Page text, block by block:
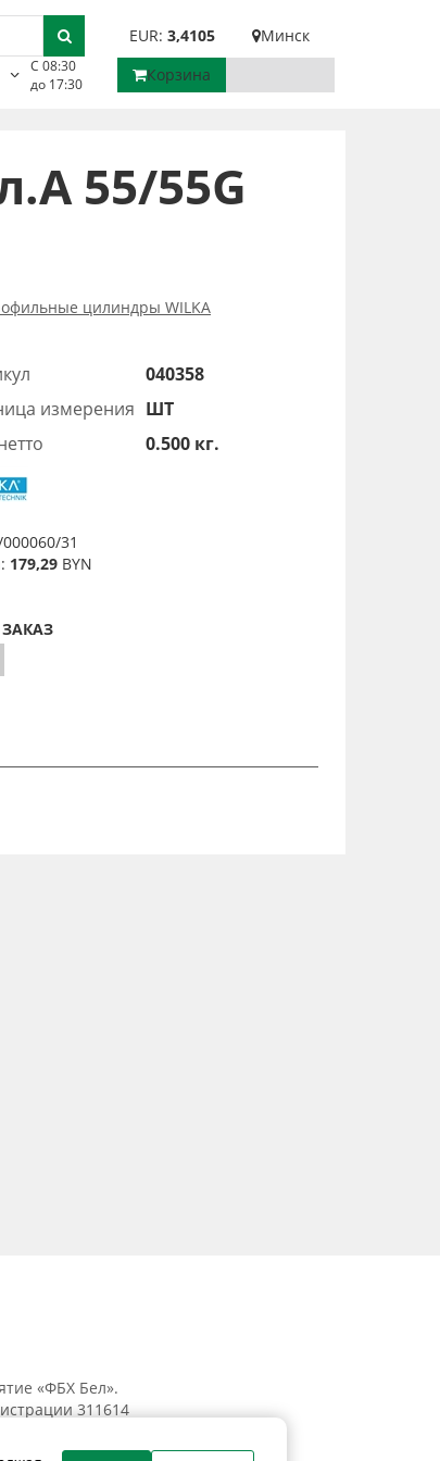
EUR: 3,4105
Минск
С 08:30
до 17:30
Корзина
55/55G
цилиндры WILKA
040358
измерения ШТ
0.500 кг.
31
179,29 BYN
«ФБХ Бел».
311614